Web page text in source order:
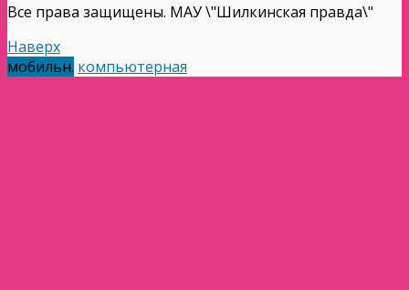
Все права защищены. МАУ \"Шилкинская правда\"
Наверх
мобильн. компьютерная